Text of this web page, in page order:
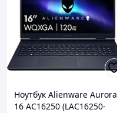
Ноутбук Alienware Aurora
16 AC16250 (LAC16250-